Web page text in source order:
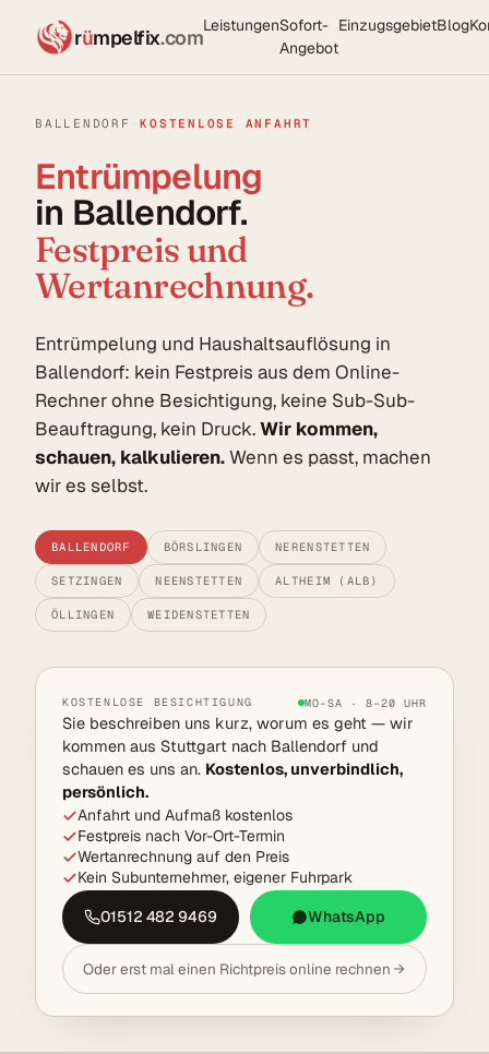
rümpelfix.comLeistungenSofort-
Angebot
EinzugsgebietBlog
BALLENDORF ·KOSTENLOSE ANFAHRT
Entrümpelung
in Ballendorf.
Festpreis und
Wertanrechnung.
Entrümpelung und Haushaltsauflösung in
Ballendorf: kein Festpreis aus dem Online-
Rechner ohne Besichtigung, keine Sub-Sub-
Beauftragung, kein Druck.Wir kommen,
schauen, kalkulieren.Wenn es passt, machen
wir es selbst.
BALLENDORF BÖRSLINGEN NERENSTETTEN
SETZINGEN NEENSTETTEN ALTHEIM (ALB)
ÖLLINGEN WEIDENSTETTEN
KOSTENLOSE BESICHTIGUNG MO–SA · 8–20 UHR
Sie beschreiben uns kurz, worum es geht — wir
kommen aus Stuttgart nach Ballendorf und
schauen es uns an. Kostenlos, unverbindlich,
persönlich.
Anfahrt und Aufmaß kostenlos
Festpreis nach Vor-Ort-Termin
Wertanrechnung auf den Preis
Kein Subunternehmer, eigener Fuhrpark
01512 482 9469
WhatsApp
Oder erst mal einen Richtpreis online rechnen